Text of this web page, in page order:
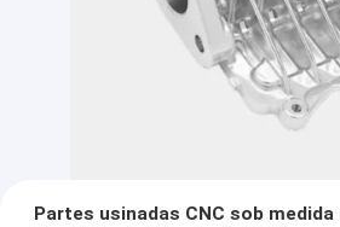
Partes usinadas CNC sob